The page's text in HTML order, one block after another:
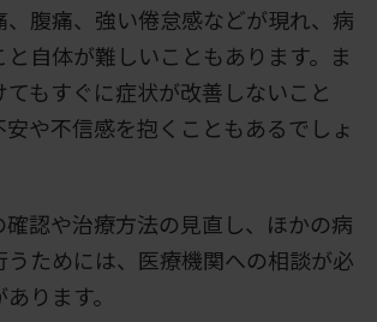
、腹痛、強い倦怠感などが現れ、病
自体が難しいこともあります。ま
もすぐに症状が改善しないこと
や不信感を抱くこともあるでしょ
認や治療方法の見直し、ほかの病
うためには、医療機関への相談が必
ります。